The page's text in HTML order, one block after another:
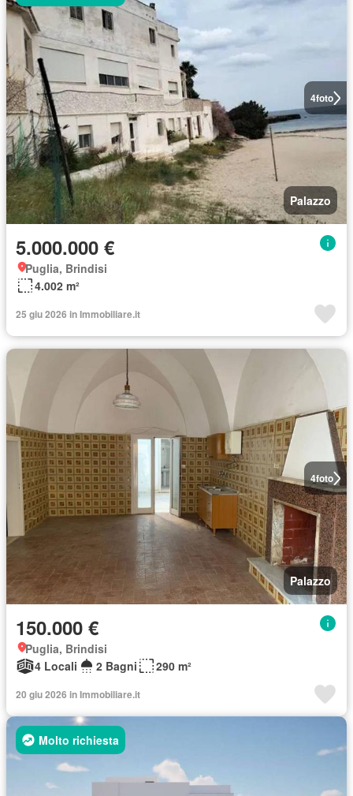
4foto
Palazzo
5.000.000 €
Puglia, Brindisi
4.002 m²
25 giu 2026 in Immobiliare.it
4foto
Palazzo
150.000 €
Puglia, Brindisi
4 Locali
2 Bagni 290 m²
20 giu 2026 in Immobiliare.it
Molto richiesta